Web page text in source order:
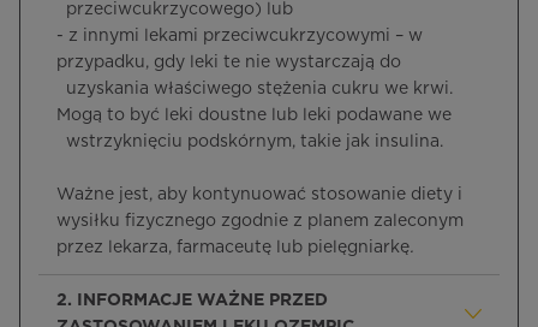
przeciwcukrzycowego) lub
- z innymi lekami przeciwcukrzycowymi – w
przypadku, gdy leki te nie wystarczają do
uzyskania właściwego stężenia cukru we krwi.
Mogą to być leki doustne lub leki podawane we
wstrzyknięciu podskórnym, takie jak insulina.
Ważne jest, aby kontynuować stosowanie diety i
wysiłku fizycznego zgodnie z planem zaleconym
przez lekarza, farmaceutę lub pielęgniarkę.
2. INFORMACJE WAŻNE PRZED